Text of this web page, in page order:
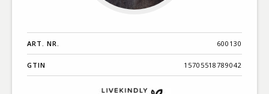
ART. NR. 600130
GTIN 15705518789042